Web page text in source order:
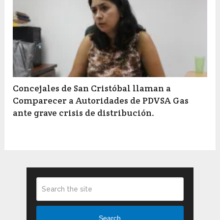
Concejales de San Cristóbal llaman a
Comparecer a Autoridades de PDVSA Gas
ante grave crisis de distribución.
Search